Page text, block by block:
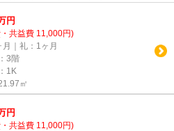
円
共益費 11,000円)
月｜礼：1ヶ月
3階
1K
㎡
円
共益費 11,000円)